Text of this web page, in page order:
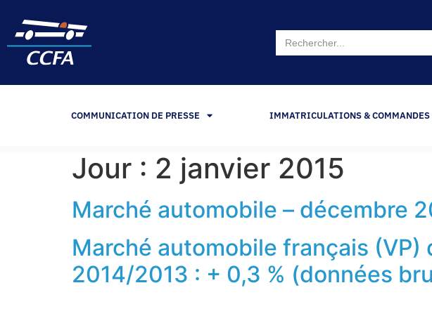
Search
for:
COMMUNICATION DE PRESSE IMMATRICULATIONS & COMMANDES
Jour : 2 janvier 2015
Marché automobile – décembre
Marché automobile français (VP)
2014/2013 : + 0,3 % (données